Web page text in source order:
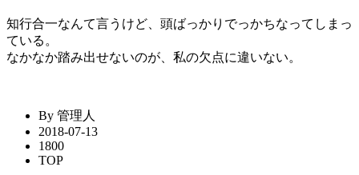
知行合一なんて言うけど、頭ばっかりでっかちなってしまっ
ている。
なかなか踏み出せないのが、私の欠点に違いない。
By 管理人
2018-07-13
1800
TOP